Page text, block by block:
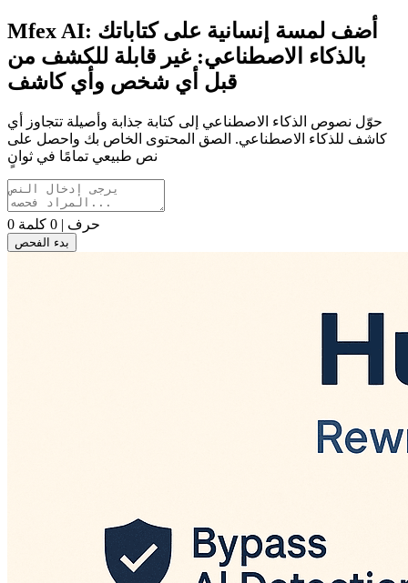
Mfex AI: أضف لمسة إنسانية على كتاباتك
بالذكاء الاصطناعي: غير قابلة للكشف من
قبل أي شخص وأي كاشف
حوّل نصوص الذكاء الاصطناعي إلى كتابة جذابة وأصيلة تتجاوز أي
كاشف للذكاء الاصطناعي. الصق المحتوى الخاص بك واحصل على
نص طبيعي تمامًا في ثوانٍ
0 حرف | 0 كلمة
بدء الفحص